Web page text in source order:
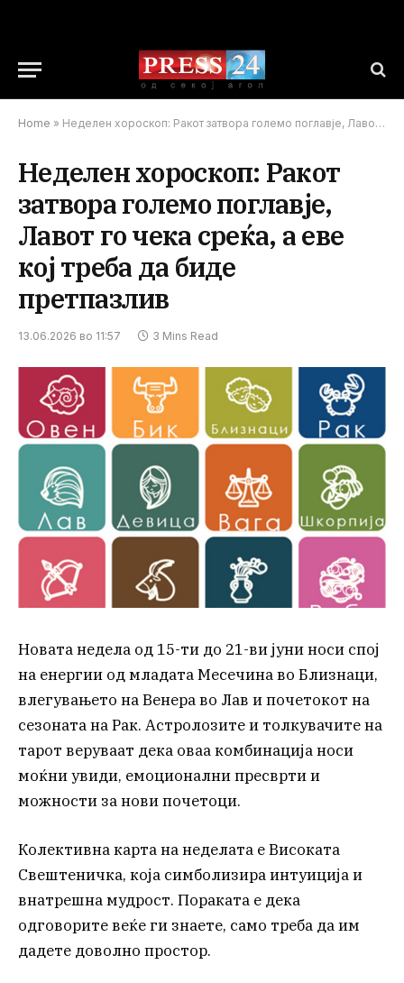
Home » Неделен хороскоп: Ракот затвора големо поглавје, Лавот го чека среќа, а еве кој треба да биде претпазлив
Неделен хороскоп: Ракот
затвора големо поглавје,
Лавот го чека среќа, а еве
кој треба да биде
претпазлив
13.06.2026 во 11:57 3 Mins Read
Новата недела од 15-ти до 21-ви јуни носи спој
на енергии од младата Месечина во Близнаци,
влегувањето на Венера во Лав и почетокот на
сезоната на Рак. Астролозите и толкувачите на
тарот веруваат дека оваа комбинација носи
моќни увиди, емоционални пресврти и
можности за нови почетоци.
Колективна карта на неделата е Високата
Свештеничка, која симболизира интуиција и
внатрешна мудрост. Пораката е дека
одговорите веќе ги знаете, само треба да им
дадете доволно простор.